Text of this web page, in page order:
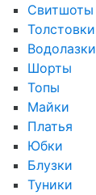
Свитшоты
Толстовки
Водолазки
Шорты
Топы
Майки
Платья
Юбки
Блузки
Туники